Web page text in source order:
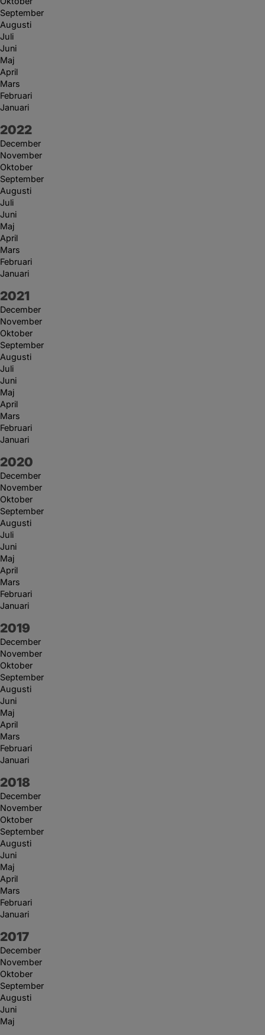
September
Augusti
Juli
Juni
Maj
April
Mars
Februari
Januari
År:
2022
December
November
Oktober
September
Augusti
Juli
Juni
Maj
April
Mars
Februari
Januari
År:
2021
December
November
Oktober
September
Augusti
Juli
Juni
Maj
April
Mars
Februari
Januari
År:
2020
December
November
Oktober
September
Augusti
Juli
Juni
Maj
April
Mars
Februari
Januari
År:
2019
December
November
Oktober
September
Augusti
Juni
Maj
April
Mars
Februari
Januari
År:
2018
December
November
Oktober
September
Augusti
Juni
Maj
April
Mars
Februari
Januari
År:
2017
December
November
Oktober
September
Augusti
Juni
Maj